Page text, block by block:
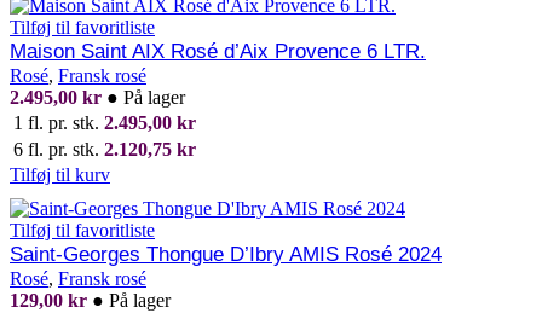
Tilføj til favoritliste
Maison Saint AIX Rosé d’Aix Provence 6 LTR.
Rosé, Fransk rosé
2.495,00 kr ● På lager
1 fl. pr. stk. 2.495,00 kr
6 fl. pr. stk. 2.120,75 kr
Tilføj til kurv
Tilføj til favoritliste
Saint-Georges Thongue D’Ibry AMIS Rosé 2024
Rosé, Fransk rosé
129,00 kr ● På lager